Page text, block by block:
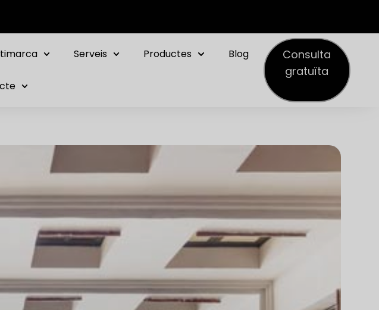
Serveis Productes Blog
Consulta
gratuïta